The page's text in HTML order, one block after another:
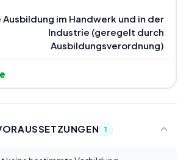
Ausbildung im Handwerk und in der
Industrie (geregelt durch
Ausbildungsverordnung)
1